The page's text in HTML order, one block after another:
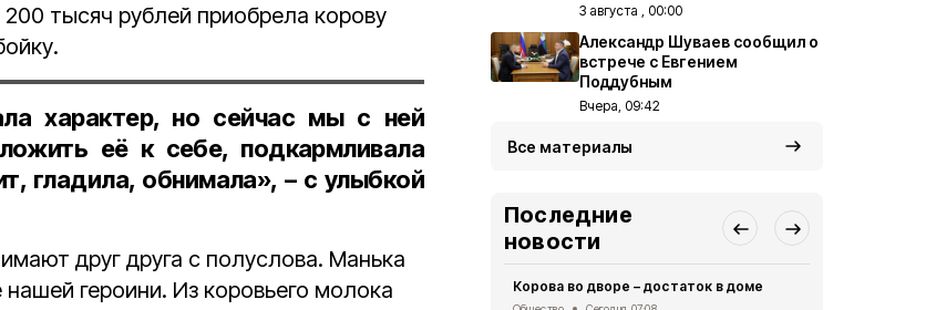
тысяч рублей приобрела корову
характер, но сейчас мы с ней
её к себе, подкармливала
гладила, обнимала», – с улыбкой
друг друга с полуслова. Манька
героини. Из коровьего молока
3 августа , 00:00
Александр Шуваев сообщил о
встрече с Евгением
Поддубным
Вчера, 09:42
Все материалы
Последние
новости
Корова во дворе – достаток в доме